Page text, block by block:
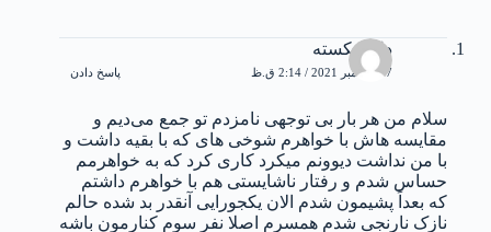
دل شکسته
17 دسامبر 2021 / 2:14 ق.ظ پاسخ دادن
سلام من هر بار بی توجهی نامزدم تو جمع می‌دیم و
مقایسه هاش با خواهرم شوخی های که با بقیه داشت و
با من نداشت دیوونم میکرد کاری کرد که به خواهرمم
حساس شدم و رفتار ناشایستی هم با خواهرم داشتم
که بعداً پشیمون شدم الان یکجورایی آنقدر بد شده حالم
نازک نارنجی شدم همسرم اصلا نفر سوم کنارمون باشه